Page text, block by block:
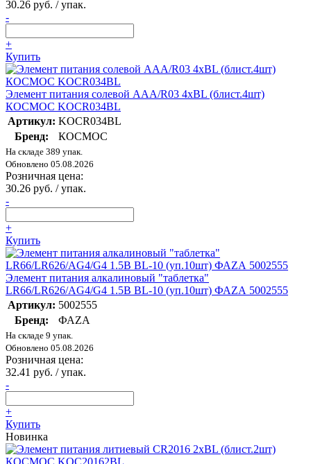
30.26 руб. / упак.
-
+
Купить
Элемент питания солевой AAA/R03 4хBL (блист.4шт)
КОСМОС KOCR034BL
Артикул: KOCR034BL
Бренд:
КОСМОС
На складе 389 упак.
Обновлено 05.08.2026
Розничная цена:
30.26 руб. / упак.
-
+
Купить
Элемент питания алкалиновый "таблетка"
LR66/LR626/AG4/G4 1.5В BL-10 (уп.10шт) ФАZА 5002555
Артикул: 5002555
Бренд:
ФАZА
На складе 9 упак.
Обновлено 05.08.2026
Розничная цена:
32.41 руб. / упак.
-
+
Купить
Новинка